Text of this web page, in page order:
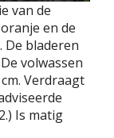
van de
en de
De bladeren
volwassen
Verdraagt
Is matig